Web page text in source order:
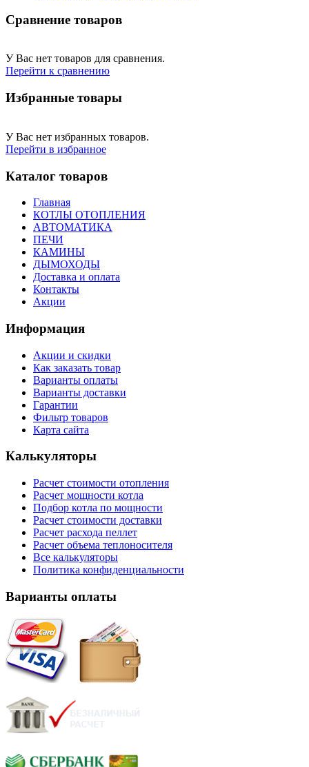
Сравнение товаров
У Вас нет товаров для сравнения.
Перейти к сравнению
Избранные товары
У Вас нет избранных товаров.
Перейти в избранное
Каталог товаров
Главная
КОТЛЫ ОТОПЛЕНИЯ
АВТОМАТИКА
ПЕЧИ
КАМИНЫ
ДЫМОХОДЫ
Доставка и оплата
Контакты
Акции
Информация
Акции и скидки
Как заказать товар
Варианты оплаты
Варианты доставки
Гарантии
Фильтр товаров
Карта сайта
Калькуляторы
Расчет стоимости отопления
Расчет мощности котла
Подбор котла по мощности
Расчет стоимости доставки
Расчет расхода пеллет
Расчет объема теплоносителя
Все калькуляторы
Политика конфиденциальности
Варианты оплаты